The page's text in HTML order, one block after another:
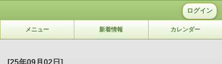
ログイン
メニュー 新着情報 カレンダー
[25年09月02日]